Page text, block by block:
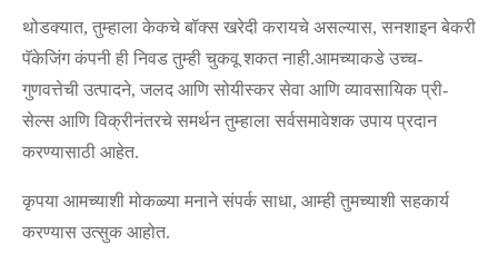
थोडक्यात, तुम्हाला केकचे बॉक्स खरेदी करायचे असल्यास, सनशाइन बेकरी
पॅकेजिंग कंपनी ही निवड तुम्ही चुकवू शकत नाही.आमच्याकडे उच्च-
गुणवत्तेची उत्पादने, जलद आणि सोयीस्कर सेवा आणि व्यावसायिक प्री-
सेल्स आणि विक्रीनंतरचे समर्थन तुम्हाला सर्वसमावेशक उपाय प्रदान
करण्यासाठी आहेत.
कृपया आमच्याशी मोकळ्या मनाने संपर्क साधा, आम्ही तुमच्याशी सहकार्य
करण्यास उत्सुक आहोत.